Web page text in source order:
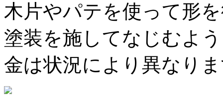
木片やパテを使って形
塗装を施してなじむよ
金は状況により異なり